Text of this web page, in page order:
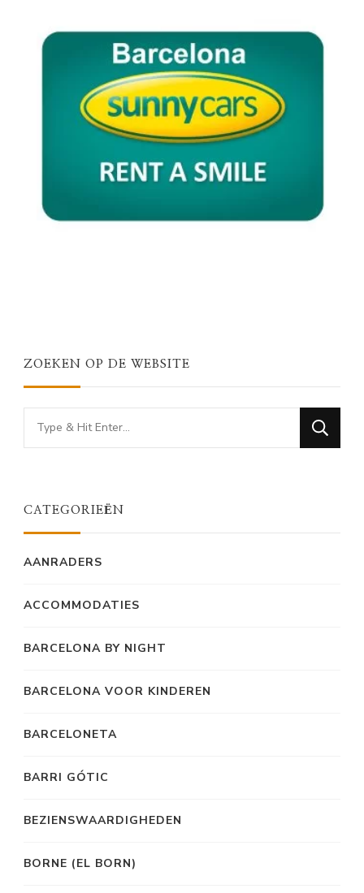
ZOEKEN OP DE WEBSITE
Looking
for
CATEGORIEËN
AANRADERS
ACCOMMODATIES
BARCELONA BY NIGHT
BARCELONA VOOR KINDEREN
BARCELONETA
BARRI GÓTIC
BEZIENSWAARDIGHEDEN
BORNE (EL BORN)